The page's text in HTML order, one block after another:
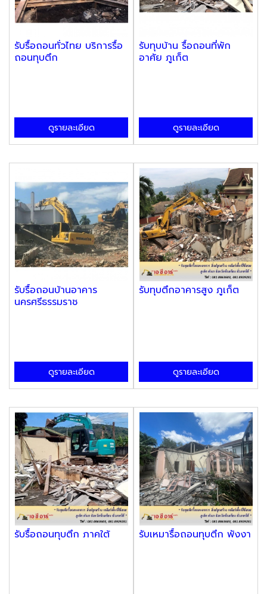
รับรื้อถอนทั่วไทย บริการรื้อ
ถอนทุบตึก
ดูรายละเอียด
รับทุบบ้าน รื้อถอนที่พัก
อาศัย ภูเก็ต
ดูรายละเอียด
รับรื้อถอนบ้านอาคาร
นครศรีธรรมราช
ดูรายละเอียด
รับทุบตึกอาคารสูง ภูเก็ต
ดูรายละเอียด
รับรื้อถอนทุบตึก ภาคใต้ รับเหมารื้อถอนทุบตึก พังงา